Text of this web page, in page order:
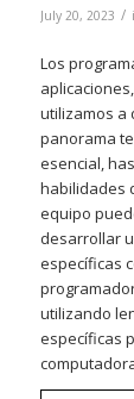
July 20, 2023 /
Los
utilizamos a
panorama
esencial,
habilidades
equipo
desarrollar
específicas
utilizando
específicas